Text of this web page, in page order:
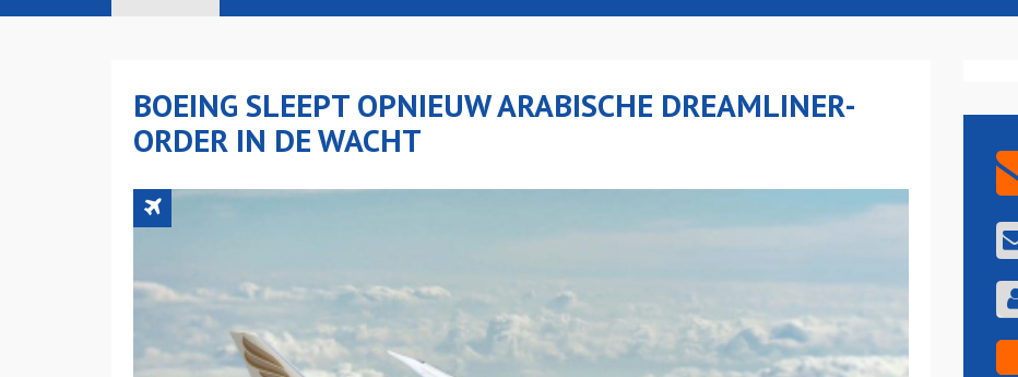
BOEING SLEEPT OPNIEUW ARABISCHE DREAMLINER-
ORDER IN DE WACHT